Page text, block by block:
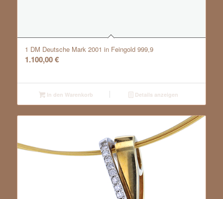
1 DM Deutsche Mark 2001 in Feingold 999,9
1.100,00€
In den Warenkorb Details anzeigen